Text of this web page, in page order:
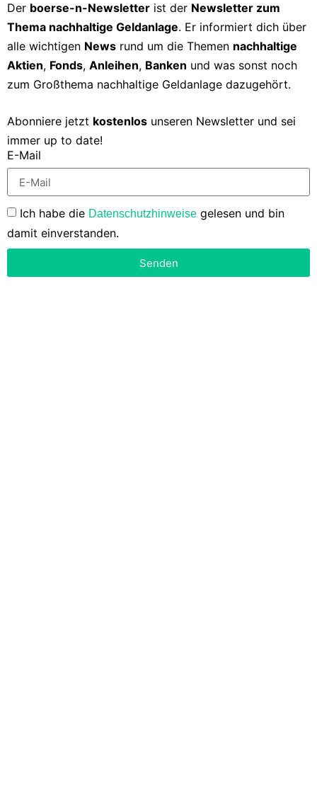
Der boerse-n-Newsletter ist der Newsletter zum
Thema nachhaltige Geldanlage. Er informiert dich über
alle wichtigen News rund um die Themen nachhaltige
Aktien, Fonds, Anleihen, Banken und was sonst noch
zum Großthema nachhaltige Geldanlage dazugehört.
Abonniere jetzt kostenlos unseren Newsletter und sei
immer up to date!
E-Mail
Ich habe die Datenschutzhinweise gelesen und bin
damit einverstanden.
Senden